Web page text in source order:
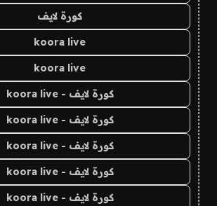
كورة لايف
koora live
koora live
كورة لايف - koora live
كورة لايف - koora live
كورة لايف - koora live
كورة لايف - koora live
كورة لايف - koora live